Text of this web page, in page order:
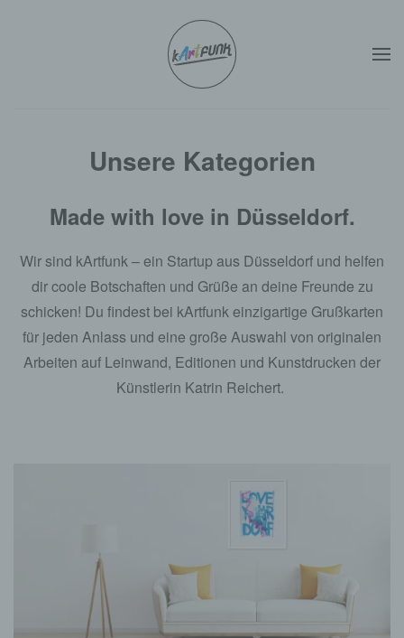
Zum Hauptinhalt springen
Unsere Kategorien
Made with love in Düsseldorf.
Wir sind kArtfunk – ein Startup aus Düsseldorf und helfen
dir coole Botschaften und Grüße an deine Freunde zu
schicken! Du findest bei kArtfunk einzigartige Grußkarten
für jeden Anlass und eine große Auswahl von originalen
Arbeiten auf Leinwand, Editionen und Kunstdrucken der
Künstlerin Katrin Reichert.